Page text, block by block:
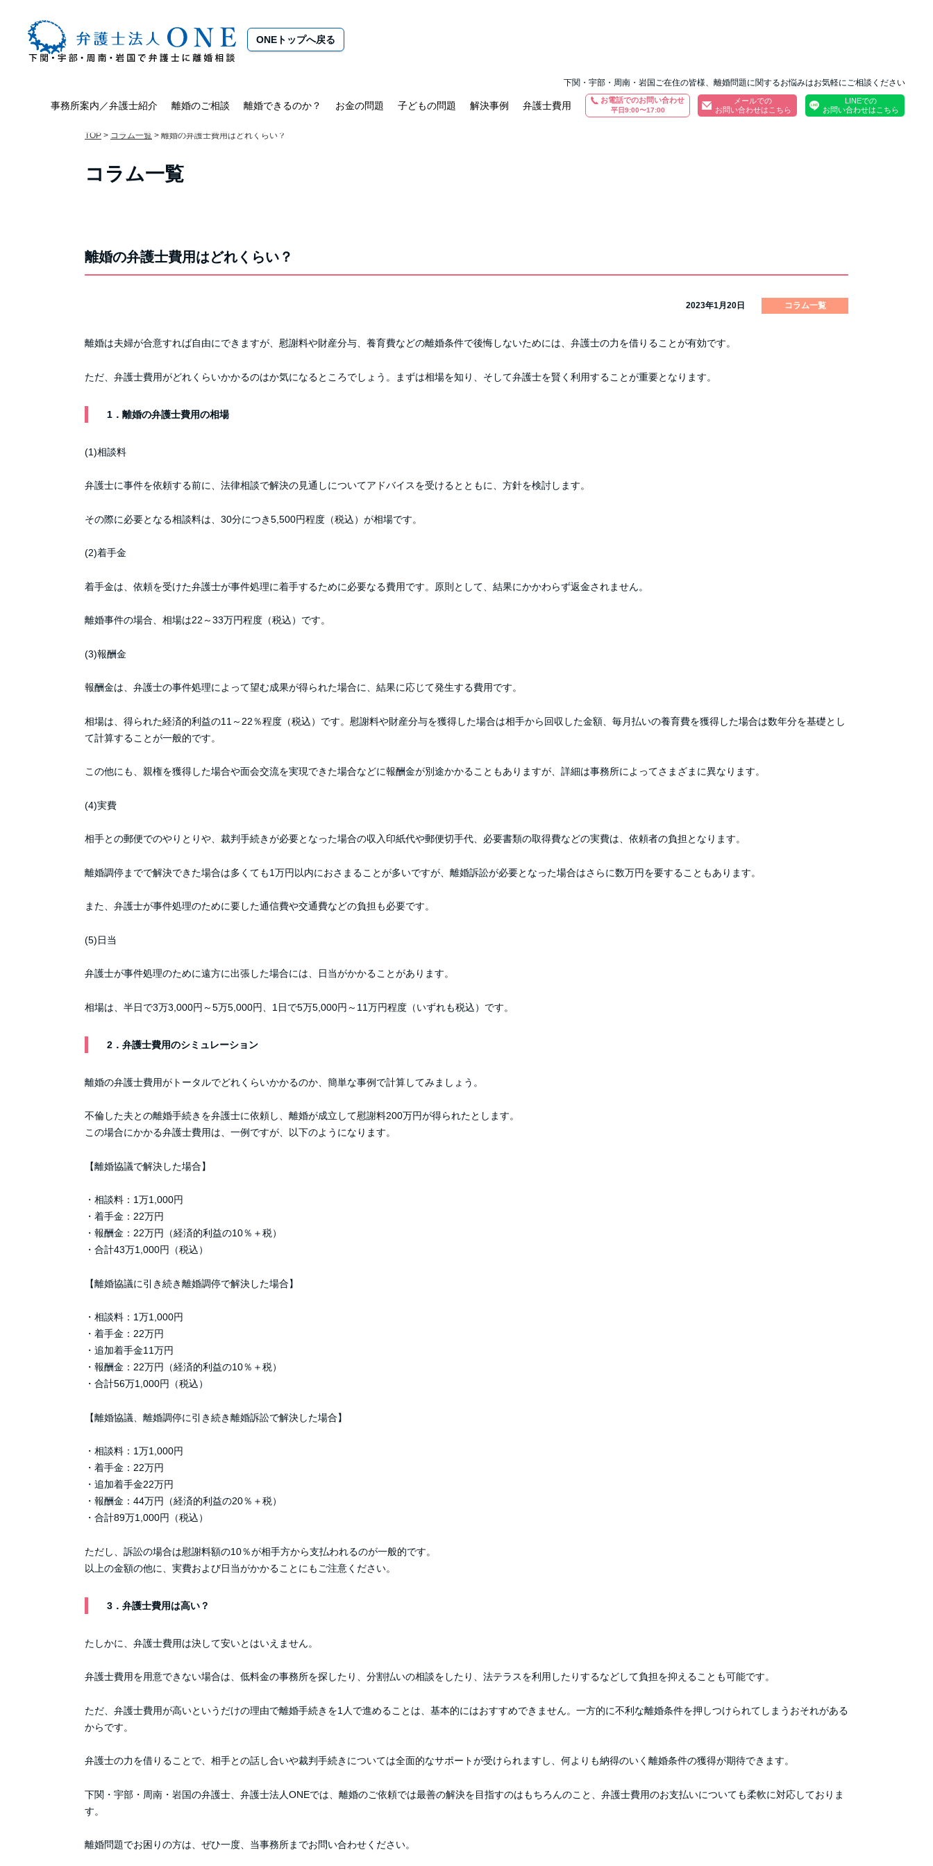
ONEトップへ戻る
下関・宇部・周南・岩国ご在住の皆様、離婚問題に関するお悩みはお気軽にご相談ください
事務所案内／弁護士紹介 離婚のご相談 離婚できるのか？ お金の問題 子どもの問題 解決事例 弁護士費用 お電話でのお問い合わせ
平日9:00〜17:00
メールでの
お問い合わせはこちら
LINEでの
お問い合わせはこちら
TOP > コラム一覧 > 離婚の弁護士費用はどれくらい？
コラム一覧
離婚の弁護士費用はどれくらい？
2023年1月20日 コラム一覧
離婚は夫婦が合意すれば自由にできますが、慰謝料や財産分与、養育費などの離婚条件で後悔しないためには、弁護士の力を借りることが有効です。
ただ、弁護士費用がどれくらいかかるのはか気になるところでしょう。まずは相場を知り、そして弁護士を賢く利用することが重要となります。
1．離婚の弁護士費用の相場
(1)相談料
弁護士に事件を依頼する前に、法律相談で解決の見通しについてアドバイスを受けるとともに、方針を検討します。
その際に必要となる相談料は、30分につき5,500円程度（税込）が相場です。
(2)着手金
着手金は、依頼を受けた弁護士が事件処理に着手するために必要なる費用です。原則として、結果にかかわらず返金されません。
離婚事件の場合、相場は22～33万円程度（税込）です。
(3)報酬金
報酬金は、弁護士の事件処理によって望む成果が得られた場合に、結果に応じて発生する費用です。
相場は、得られた経済的利益の11～22％程度（税込）です。慰謝料や財産分与を獲得した場合は相手から回収した金額、毎月払いの養育費を獲得した場合は数年分を基礎とし
て計算することが一般的です。
この他にも、親権を獲得した場合や面会交流を実現できた場合などに報酬金が別途かかることもありますが、詳細は事務所によってさまざまに異なります。
(4)実費
相手との郵便でのやりとりや、裁判手続きが必要となった場合の収入印紙代や郵便切手代、必要書類の取得費などの実費は、依頼者の負担となります。
離婚調停までで解決できた場合は多くても1万円以内におさまることが多いですが、離婚訴訟が必要となった場合はさらに数万円を要することもあります。
また、弁護士が事件処理のために要した通信費や交通費などの負担も必要です。
(5)日当
弁護士が事件処理のために遠方に出張した場合には、日当がかかることがあります。
相場は、半日で3万3,000円～5万5,000円、1日で5万5,000円～11万円程度（いずれも税込）です。
2．弁護士費用のシミュレーション
離婚の弁護士費用がトータルでどれくらいかかるのか、簡単な事例で計算してみましょう。
不倫した夫との離婚手続きを弁護士に依頼し、離婚が成立して慰謝料200万円が得られたとします。
この場合にかかる弁護士費用は、一例ですが、以下のようになります。
【離婚協議で解決した場合】
・相談料：1万1,000円
・着手金：22万円
・報酬金：22万円（経済的利益の10％＋税）
・合計43万1,000円（税込）
【離婚協議に引き続き離婚調停で解決した場合】
・相談料：1万1,000円
・着手金：22万円
・追加着手金11万円
・報酬金：22万円（経済的利益の10％＋税）
・合計56万1,000円（税込）
【離婚協議、離婚調停に引き続き離婚訴訟で解決した場合】
・相談料：1万1,000円
・着手金：22万円
・追加着手金22万円
・報酬金：44万円（経済的利益の20％＋税）
・合計89万1,000円（税込）
ただし、訴訟の場合は慰謝料額の10％が相手方から支払われるのが一般的です。
以上の金額の他に、実費および日当がかかることにもご注意ください。
3．弁護士費用は高い？
たしかに、弁護士費用は決して安いとはいえません。
弁護士費用を用意できない場合は、低料金の事務所を探したり、分割払いの相談をしたり、法テラスを利用したりするなどして負担を抑えることも可能です。
ただ、弁護士費用が高いというだけの理由で離婚手続きを1人で進めることは、基本的にはおすすめできません。一方的に不利な離婚条件を押しつけられてしまうおそれがある
からです。
弁護士の力を借りることで、相手との話し合いや裁判手続きについては全面的なサポートが受けられますし、何よりも納得のいく離婚条件の獲得が期待できます。
下関・宇部・周南・岩国の弁護士、弁護士法人ONEでは、離婚のご依頼では最善の解決を目指すのはもちろんのこと、弁護士費用のお支払いについても柔軟に対応しておりま
す。
離婚問題でお困りの方は、ぜひ一度、当事務所までお問い合わせください。